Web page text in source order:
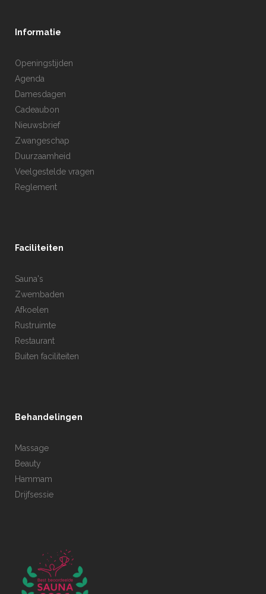
Informatie
Openingstijden
Agenda
Damesdagen
Cadeaubon
Nieuwsbrief
Zwangeschap
Duurzaamheid
Veelgestelde vragen
Reglement
Faciliteiten
Sauna's
Zwembaden
Afkoelen
Rustruimte
Restaurant
Buiten faciliteiten
Behandelingen
Massage
Beauty
Hammam
Drijfsessie